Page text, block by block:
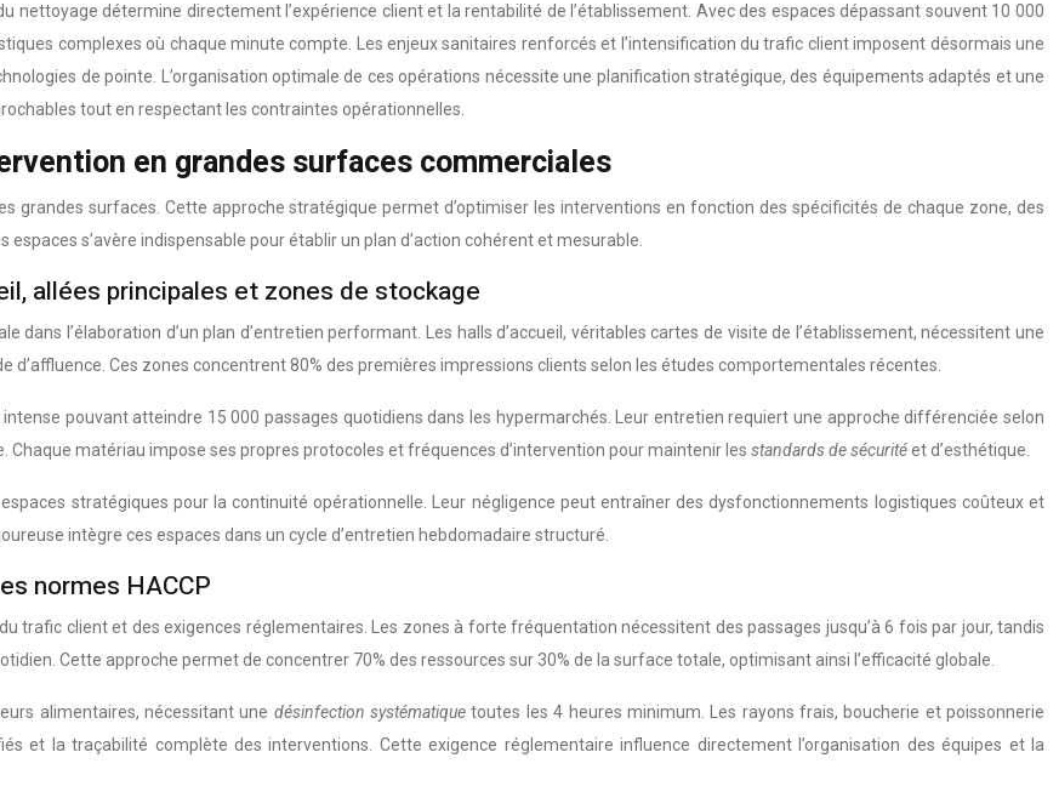
nettoyage détermine directement l’expérience client et la rentabilité de l’établissement. Avec des espaces dépassant souvent 10 000
complexes où chaque minute compte. Les enjeux sanitaires renforcés et l’intensification du trafic client imposent désormais une
de pointe. L’organisation optimale de ces opérations nécessite une planification stratégique, des équipements adaptés et une
tout en respectant les contraintes opérationnelles.
en grandes surfaces commerciales
grandes surfaces. Cette approche stratégique permet d’optimiser les interventions en fonction des spécificités de chaque zone, des
espaces s’avère indispensable pour établir un plan d’action cohérent et mesurable.
allées principales et zones de stockage
dans l’élaboration d’un plan d’entretien performant. Les halls d’accueil, véritables cartes de visite de l’établissement, nécessitent une
Ces zones concentrent 80% des premières impressions clients selon les études comportementales récentes.
pouvant atteindre 15 000 passages quotidiens dans les hypermarchés. Leur entretien requiert une approche différenciée selon
matériau impose ses propres protocoles et fréquences d’intervention pour maintenir les standards de sécuritéet d’esthétique.
stratégiques pour la continuité opérationnelle. Leur négligence peut entraîner des dysfonctionnements logistiques coûteux et
intègre ces espaces dans un cycle d’entretien hebdomadaire structuré.
normes HACCP
trafic client et des exigences réglementaires. Les zones à forte fréquentation nécessitent des passages jusqu’à 6 fois par jour, tandis
Cette approche permet de concentrer 70% des ressources sur 30% de la surface totale, optimisant ainsi l’efficacité globale.
alimentaires, nécessitant une désinfection systématiquetoutes les 4 heures minimum. Les rayons frais, boucherie et poissonnerie
et la traçabilité complète des interventions. Cette exigence réglementaire influence directement l’organisation des équipes et la